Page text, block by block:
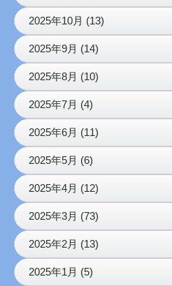
2025年10月 (13)
2025年9月 (14)
2025年8月 (10)
2025年7月 (4)
2025年6月 (11)
2025年5月 (6)
2025年4月 (12)
2025年3月 (73)
2025年2月 (13)
2025年1月 (5)